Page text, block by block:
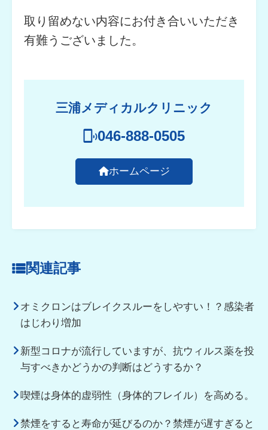
取り留めない内容にお付き合いいただき
有難うございました。
三浦メディカルクリニック
046-888-0505
ホームページ
関連記事
オミクロンはブレイクスルーをしやすい！？感染者
はじわり増加
新型コロナが流行していますが、抗ウィルス薬を投
与すべきかどうかの判断はどうするか？
喫煙は身体的虚弱性（身体的フレイル）を高める。
禁煙をすると寿命が延びるのか？禁煙が遅すぎると